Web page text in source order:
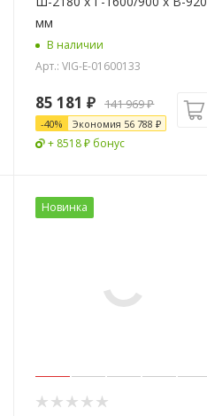
мм
В наличии
Арт.: VIG-E-01600133
85 181 ₽ 141 969₽
-40% Экономия 56 788 ₽
+ 8518 ₽ бонус
Новинка